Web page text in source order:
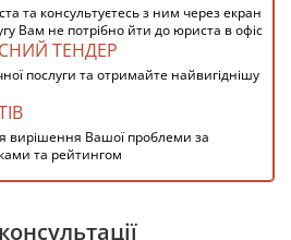
та консультуєтесь з ним через екран
Вам не потрібно йти до юриста в офіс
ТЕНДЕР
послуги та отримайте найвигіднішу
вирішення Вашої проблеми за
та рейтингом